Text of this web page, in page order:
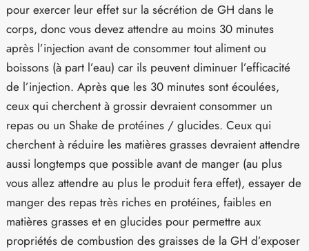
pour exercer leur effet sur la sécrétion de GH dans le
corps, donc vous devez attendre au moins 30 minutes
après l’injection avant de consommer tout aliment ou
boissons (à part l’eau) car ils peuvent diminuer l’efficacité
de l’injection. Après que les 30 minutes sont écoulées,
ceux qui cherchent à grossir devraient consommer un
repas ou un Shake de protéines / glucides. Ceux qui
cherchent à réduire les matières grasses devraient attendre
aussi longtemps que possible avant de manger (au plus
vous allez attendre au plus le produit fera effet), essayer de
manger des repas très riches en protéines, faibles en
matières grasses et en glucides pour permettre aux
propriétés de combustion des graisses de la GH d’exposer